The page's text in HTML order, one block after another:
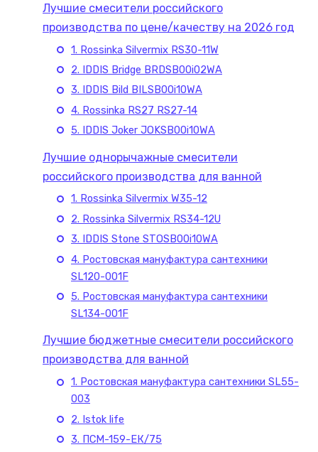
Лучшие смесители российского
производства по цене/качеству на 2026 год
1. Rossinka Silvermix RS30-11W
2. IDDIS Bridge BRDSB00i02WA
3. IDDIS Bild BILSB00i10WA
4. Rossinka RS27 RS27-14
5. IDDIS Joker JOKSB00i10WA
Лучшие однорычажные смесители
российского производства для ванной
1. Rossinka Silvermix W35-12
2. Rossinka Silvermix RS34-12U
3. IDDIS Stone STOSB00i10WA
4. Ростовская мануфактура сантехники
SL120-001F
5. Ростовская мануфактура сантехники
SL134-001F
Лучшие бюджетные смесители российского
производства для ванной
1. Ростовская мануфактура сантехники SL55-
003
2. Istok life
3. ПСМ-159-ЕК/75